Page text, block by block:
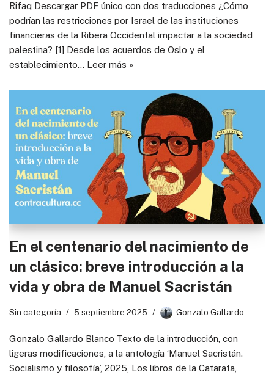
Rifaq Descargar PDF único con dos traducciones ¿Cómo
podrían las restricciones por Israel de las instituciones
financieras de la Ribera Occidental impactar a la sociedad
palestina? [1] Desde los acuerdos de Oslo y el
establecimiento… Leer más »
En el centenario del nacimiento de
un clásico: breve introducción a la
vida y obra de Manuel Sacristán
Sin categoría 5 septiembre 2025 Gonzalo Gallardo
Gonzalo Gallardo Blanco Texto de la introducción, con
ligeras modificaciones, a la antología ‘Manuel Sacristán.
Socialismo y filosofía’, 2025, Los libros de la Catarata,